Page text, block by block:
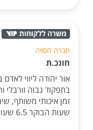
חברה חסויה
חונכ.ת
אור יהודה ליווי
בתפקוד גבוה וורבלי
זמן איכותי משותף,
שעות הבוקר 6.5 שעות שבועיות רק ...